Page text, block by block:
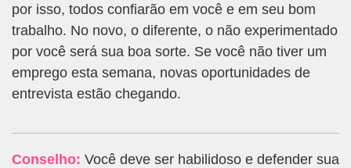
por isso, todos confiarão em você e em seu bom
trabalho. No novo, o diferente, o não experimentado
por você será sua boa sorte. Se você não tiver um
emprego esta semana, novas oportunidades de
entrevista estão chegando.
Conselho: Você deve ser habilidoso e defender sua